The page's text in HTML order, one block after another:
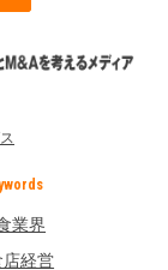
業界
店経営